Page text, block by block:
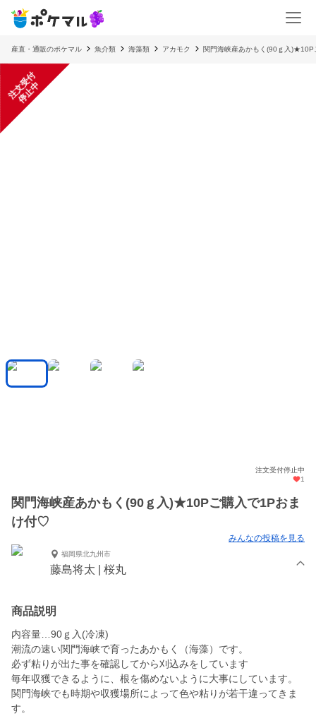
産直・通販のポケマル 魚介類 海藻類 アカモク 関門海峡産あかもく(90ｇ入
注
文
受
付
停
止
中
注文受付停止中
1
関門海峡産あかもく(90ｇ入)★10Pご購入で1Pおま
け付♡
みんなの投稿を見る
福岡県北九州市
藤島将太 | 桜丸
商品説明
内容量…90ｇ入(冷凍)
潮流の速い関門海峡で育ったあかもく（海藻）です。
必ず粘りが出た事を確認してから刈込みをしています
毎年収獲できるように、根を傷めないように大事にしています。
関門海峡でも時期や収獲場所によって色や粘りが若干違ってきま
す。